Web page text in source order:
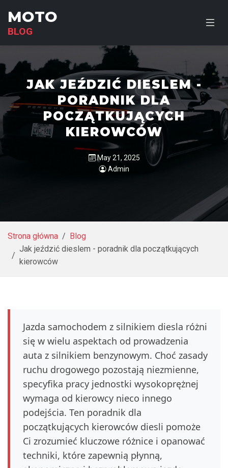
MOTO
BLOG
JAK JEŹDZIĆ DIESLEM -
PORADNIK DLA
POCZĄTKUJĄCYCH
KIEROWCÓW
May 21, 2025
Admin
Strona główna
Blog
Jak jeździć dieslem - poradnik dla początkujących
kierowców
Jazda samochodem z silnikiem diesla różni
się w wielu aspektach od prowadzenia
auta z silnikiem benzynowym. Choć zasady
ruchu drogowego pozostają niezmienne,
specyfika pracy jednostki wysokoprężnej
wymaga od kierowcy nieco innego
podejścia. Ten poradnik dla
początkujących kierowców diesli pomoże
Ci zrozumieć kluczowe różnice i opanować
techniki, które zapewnią płynną,